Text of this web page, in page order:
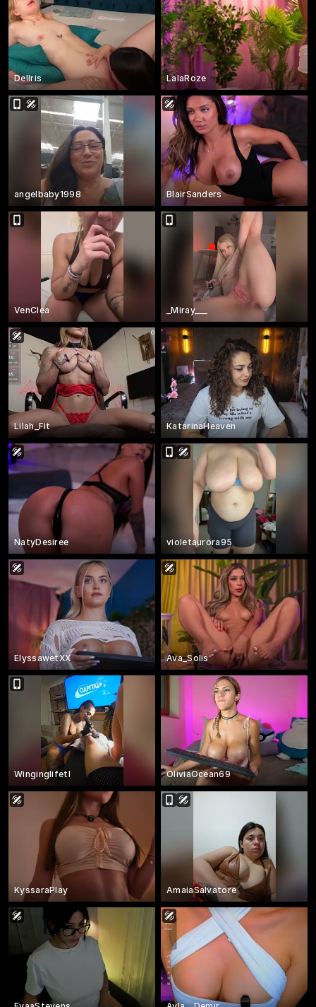
Dellris LalaRoze
angelbaby1998 BlairSanders
VenClea _Miray___
Lilah_Fit KatarinaHeaven
NatyDesiree violetaurora95
ElyssawetXX Ava_Solis
Winginglifetl OliviaOcean69
KyssaraPlay AmaiaSalvatore